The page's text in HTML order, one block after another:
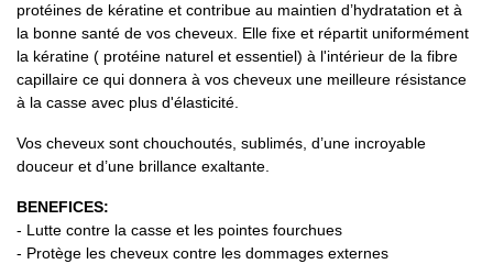
protéines de kératine et contribue au maintien d’hydratation et à
la bonne santé de vos cheveux. Elle fixe et répartit uniformément
la kératine ( protéine naturel et essentiel) à l'intérieur de la fibre
capillaire ce qui donnera à vos cheveux une meilleure résistance
à la casse avec plus d'élasticité.
Vos cheveux sont chouchoutés, sublimés, d’une incroyable
douceur et d’une brillance exaltante.
BENEFICES:
- Lutte contre la casse et les pointes fourchues
- Protège les cheveux contre les dommages externes